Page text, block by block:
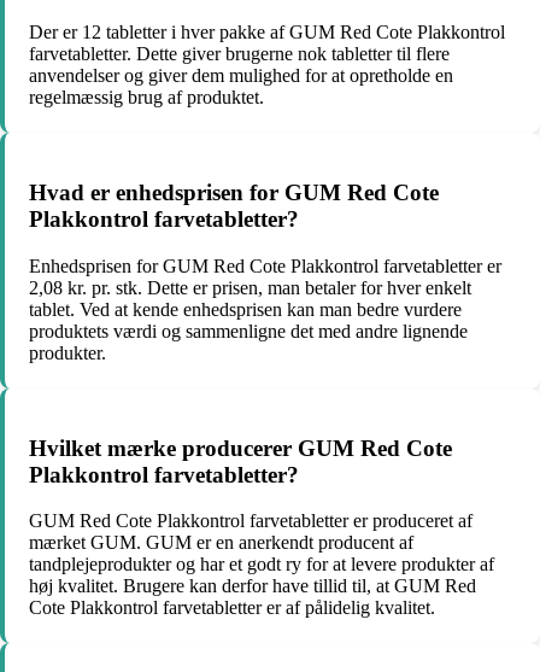
Der er 12 tabletter i hver pakke af GUM Red Cote Plakkontrol
farvetabletter. Dette giver brugerne nok tabletter til flere
anvendelser og giver dem mulighed for at opretholde en
regelmæssig brug af produktet.
Hvad er enhedsprisen for GUM Red Cote
Plakkontrol farvetabletter?
Enhedsprisen for GUM Red Cote Plakkontrol farvetabletter er
2,08 kr. pr. stk. Dette er prisen, man betaler for hver enkelt
tablet. Ved at kende enhedsprisen kan man bedre vurdere
produktets værdi og sammenligne det med andre lignende
produkter.
Hvilket mærke producerer GUM Red Cote
Plakkontrol farvetabletter?
GUM Red Cote Plakkontrol farvetabletter er produceret af
mærket GUM. GUM er en anerkendt producent af
tandplejeprodukter og har et godt ry for at levere produkter af
høj kvalitet. Brugere kan derfor have tillid til, at GUM Red
Cote Plakkontrol farvetabletter er af pålidelig kvalitet.